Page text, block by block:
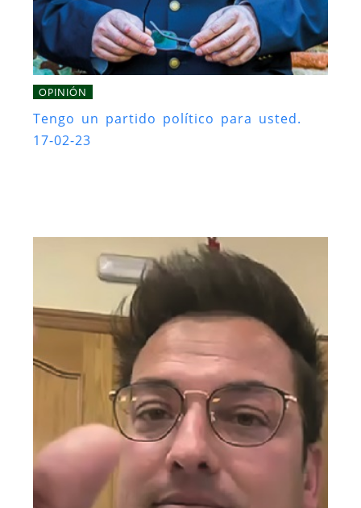
OPINIÓN
Tengo un partido político para usted.
17-02-23